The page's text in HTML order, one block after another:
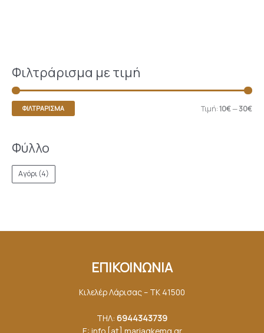
Φιλτράρισμα με τιμή
ΦΙΛΤΡΆΡΙΣΜΑ Τιμή:10€—30€
Φύλλο
Αγόρι(4)
ΕΠΙΚΟΙΝΩΝΙΑ
Κιλελέρ Λάρισας – ΤΚ 41500
ΤΗΛ: 6944343739